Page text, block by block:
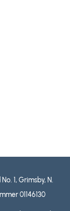
1, Grimsby, N.
01146130